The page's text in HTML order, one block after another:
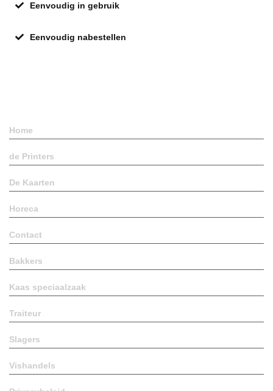
Eenvoudig in gebruik
Eenvoudig nabestellen
Home
de Printers
De Kaarten
Horeca
Contact
Bakkers
Kaas speciaalzaak
Traiteur
Slagers
Vishandels